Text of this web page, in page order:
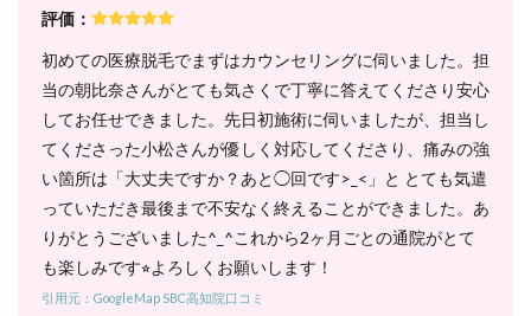
たり
円と超
破格！
6.2
2. 全
身＋
顔コ
ース
｜顔
も一
緒に
脱毛
評価：
初めての医療脱毛でまずはカウンセリングに伺いました。担
当の朝比奈さんがとても気さくで丁寧に答えてくださり安心
してお任せできました。先日初施術に伺いましたが、担当し
てくださった小松さんが優しく対応してくださり、痛みの強
い箇所は「大丈夫ですか？あと◯回です>_<」と とても気遣
っていただき最後まで不安なく終えることができました。あ
りがとうございました^_^これから2ヶ月ごとの通院がとて
も楽しみです⭐︎よろしくお願いします！
引用元：GoogleMap SBC高知院口コミ